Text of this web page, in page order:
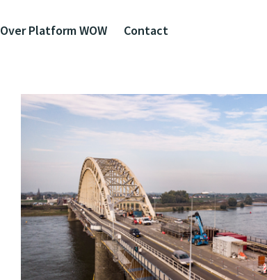
Over Platform WOW Contact